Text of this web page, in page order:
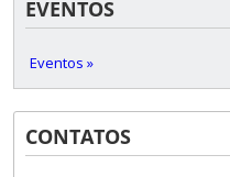
EVENTOS
Eventos »
CONTATOS